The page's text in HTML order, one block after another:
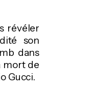
révéler
son
dans
mort de
Gucci.